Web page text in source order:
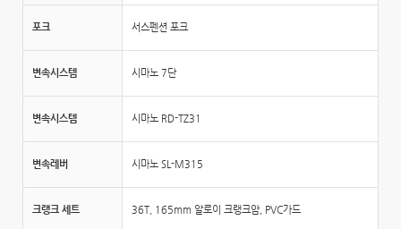
포크 서스펜션 포크
변속시스템 시마노 7단
변속시스템 시마노 RD-TZ31
변속레버 시마노 SL-M315
크랭크 세트 36T, 165mm 알로이 크랭크암, PVC가드